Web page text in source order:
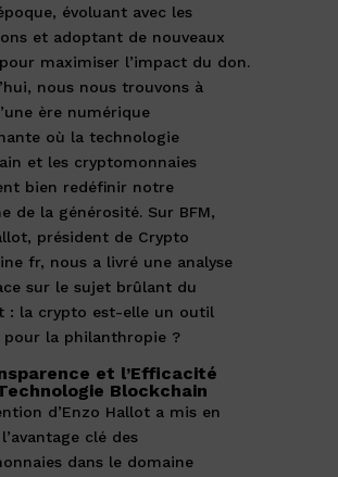
évoluant avec les
et adoptant de nouveaux
maximiser l’impact du don.
nous nous trouvons à
ère numérique
où la technologie
et les cryptomonnaies
bien redéfinir notre
de la générosité. Sur BFM,
président de Crypto
fr, nous a livré une analyse
sur le sujet brûlant du
: la crypto est-elle un outil
pour la philanthropie ?
et l’Efficacité
Blockchain
d’Enzo Hallot a mis en
clé des
dans le domaine